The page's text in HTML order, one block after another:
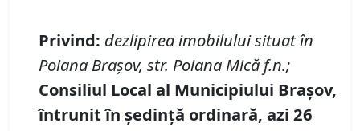
Privind: dezlipirea imobilului situatîn
Poiana Brașov, str. Poiana Mică f.n.;
Consiliul Local al Municipiului Brașov,
întrunit în ședință ordinară, azi 26